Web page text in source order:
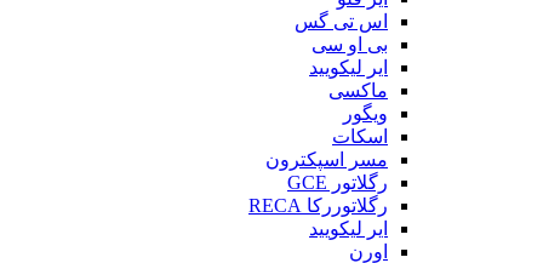
اس تی گس
بی او سی
ایر لیکویید
ماکسی
ویگور
اسکات
مسر اسپکترون
رگلاتور GCE
رگلاتوررکا RECA
ایر لیکویید
اورن